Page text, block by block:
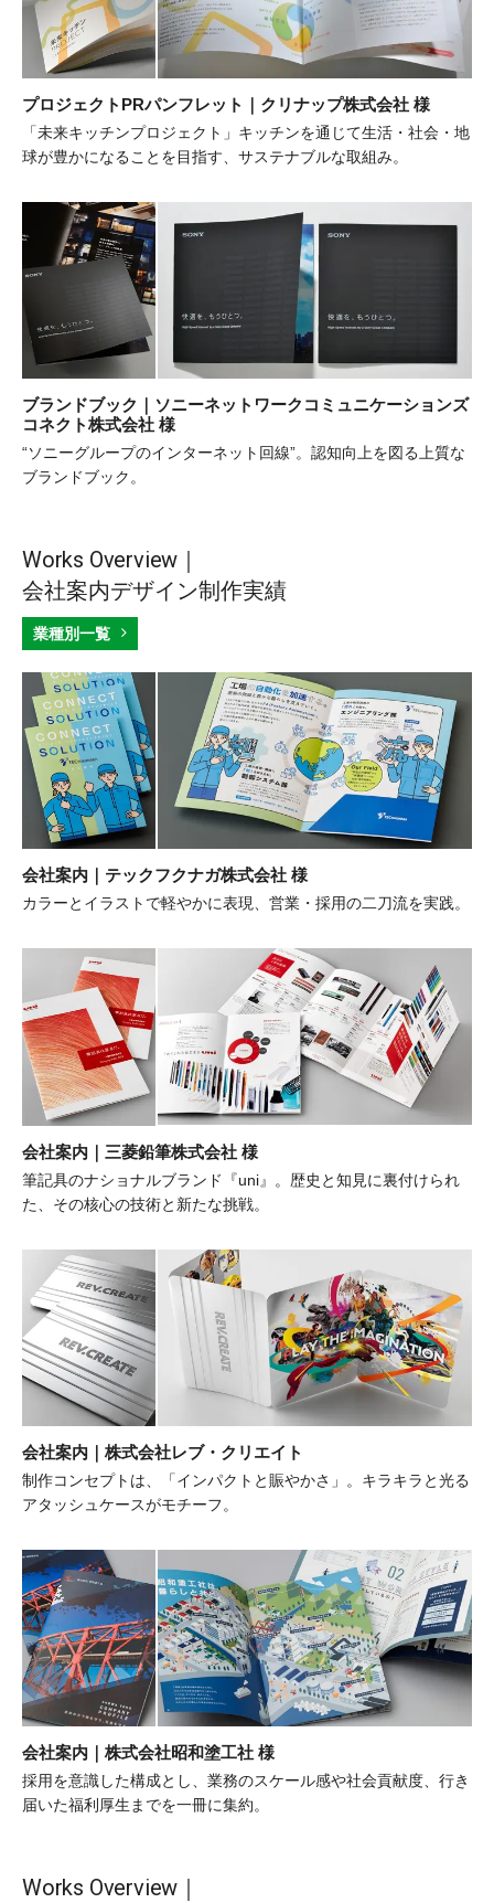
プロジェクトPRパンフレット｜クリナップ株式会社 様
「未来キッチンプロジェクト」キッチンを通じて生活・社会・地
球が豊かになることを目指す、サステナブルな取組み。
ブランドブック｜ソニーネットワークコミュニケーションズ
コネクト株式会社 様
“ソニーグループのインターネット回線”。認知向上を図る上質な
ブランドブック。
Works Overview｜
会社案内デザイン制作実績
業種別一覧
会社案内｜テックフクナガ株式会社 様
カラーとイラストで軽やかに表現、営業・採用の二刀流を実践。
会社案内｜三菱鉛筆株式会社 様
筆記具のナショナルブランド『uni』。歴史と知見に裏付けられ
た、その核心の技術と新たな挑戦。
会社案内｜株式会社レブ・クリエイト
制作コンセプトは、「インパクトと賑やかさ」。キラキラと光る
アタッシュケースがモチーフ。
会社案内｜株式会社昭和塗工社 様
採用を意識した構成とし、業務のスケール感や社会貢献度、行き
届いた福利厚生までを一冊に集約。
Works Overview｜